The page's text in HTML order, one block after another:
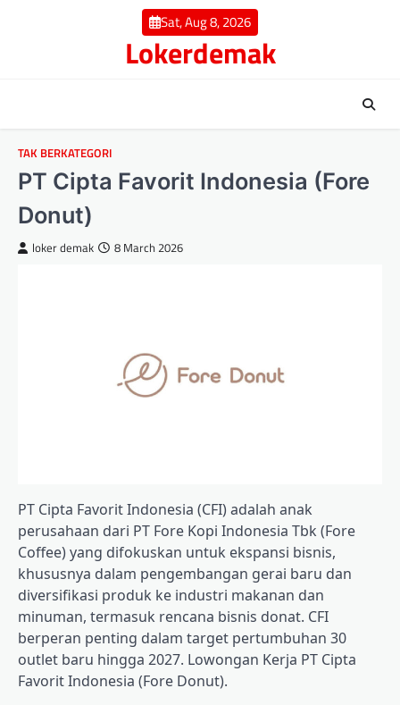
Sat, Aug 8, 2026
Lokerdemak
TAK BERKATEGORI
PT Cipta Favorit Indonesia (Fore
Donut)
loker demak 8 March 2026
PT Cipta Favorit Indonesia (CFI) adalah anak
perusahaan dari PT Fore Kopi Indonesia Tbk (Fore
Coffee) yang difokuskan untuk ekspansi bisnis,
khususnya dalam pengembangan gerai baru dan
diversifikasi produk ke industri makanan dan
minuman, termasuk rencana bisnis donat. CFI
berperan penting dalam target pertumbuhan 30
outlet baru hingga 2027. Lowongan Kerja PT Cipta
Favorit Indonesia (Fore Donut).